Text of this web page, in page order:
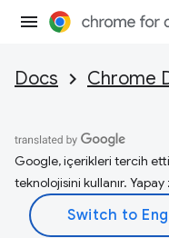
Docs Chrome
Google, içerikleri tercih
teknolojisini kullanır.